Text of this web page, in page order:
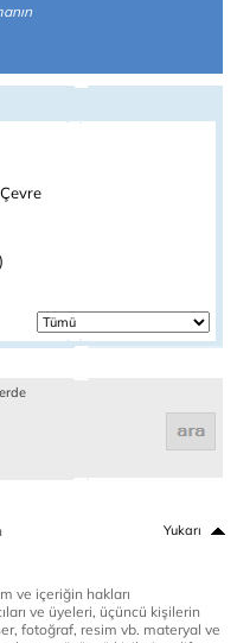
Yukarı
ve içeriğin hakları
ve üyeleri, üçüncü kişilerin
fotoğraf, resim vb. materyal ve